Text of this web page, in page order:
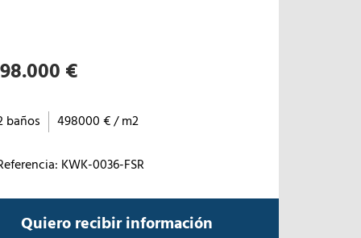
€
baños 498000 € / m2
KWK-0036-FSR
Quiero recibir información